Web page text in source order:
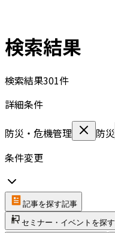
検索結果
検索結果301件
詳細条件
防災・危機管理
防災
条件変更
記事を探す記事
セミナー・イベントを探す